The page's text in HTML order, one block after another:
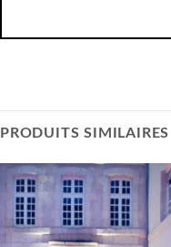
PRODUITS SIMILAIRES